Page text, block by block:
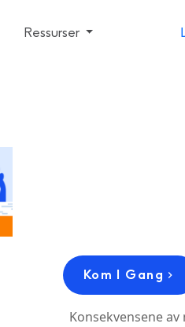
Ressurser
Kom I Gang
Konsekvensene